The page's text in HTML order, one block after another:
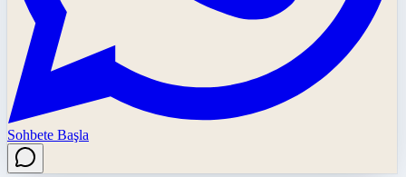
Sohbete Başla